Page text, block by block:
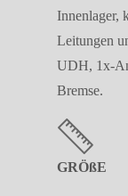
Innenlager,
Leitungen
UDH, 1x-
Bremse.
GRÖßE